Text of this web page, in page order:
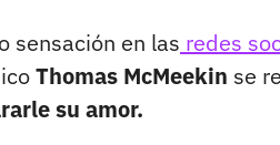
sensación en las redes
Thomas McMeekin se
su amor.